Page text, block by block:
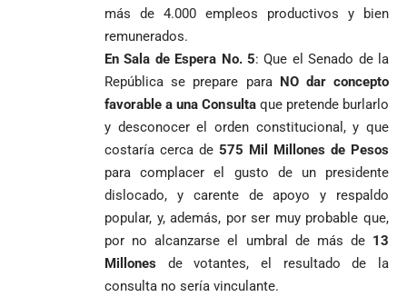
más de 4.000 empleos productivos y bien
remunerados.
En Sala de Espera No. 5: Que el Senado de la
República se prepare paraNO dar concepto
favorable a una Consultaque pretende burlarlo
y desconocer el orden constitucional, y que
costaría cerca de 575 Mil Millones de Pesos
para complacer el gusto de un presidente
dislocado, y carente de apoyo y respaldo
popular, y, además, por ser muy probable que,
por no alcanzarse el umbral de más de 13
Millones de votantes, el resultado de la
consulta no sería vinculante.